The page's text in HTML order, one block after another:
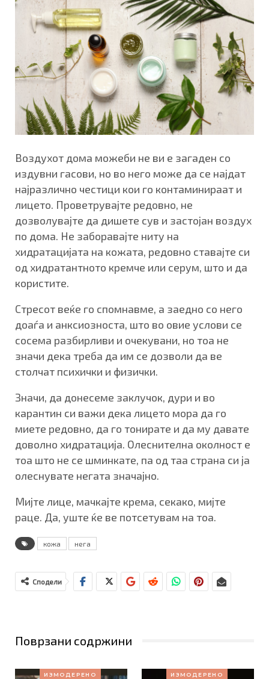
Воздухот дома можеби не ви е загаден со
издувни гасови, но во него може да се најдат
најразлично честици кои го контаминираат и
лицето. Проветрувајте редовно, не
дозволувајте да дишете сув и застојан воздух
по дома. Не заборавајте ниту на
хидратацијата на кожата, редовно ставајте си
од хидратантното кремче или серум, што и да
користите.
Стресот веќе го спомнавме, а заедно со него
доаѓа и анксиозноста, што во овие услови се
сосема разбирливи и очекувани, но тоа не
значи дека треба да им се дозволи да ве
столчат психички и физички.
Значи, да донесеме заклучок, дури и во
карантин си важи дека лицето мора да го
миете редовно, да го тонирате и да му давате
доволно хидратација. Олеснителна околност е
тоа што не се шминкате, па од таа страна си ја
олеснувате негата значајно.
Мијте лице, мачкајте крема, секако, мијте
раце. Да, уште ќе ве потсетувам на тоа.
кожа нега
Сподели
Поврзани содржини
ИЗМОДЕРЕНО ИЗМОДЕРЕНО